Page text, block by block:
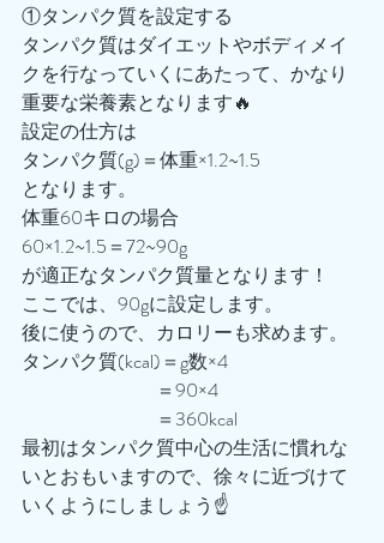
①タンパク質を設定する
タンパク質はダイエットやボディメイ
クを行なっていくにあたって、かなり
重要な栄養素となります🔥
設定の仕方は
タンパク質(g)＝体重×1.2~1.5
となります。
体重60キロの場合
60×1.2~1.5＝72~90g
が適正なタンパク質量となります！
ここでは、90gに設定します。
後に使うので、カロリーも求めます。
タンパク質(kcal)＝g数×4
＝90×4
＝360kcal
最初はタンパク質中心の生活に慣れな
いとおもいますので、徐々に近づけて
いくようにしましょう☝️